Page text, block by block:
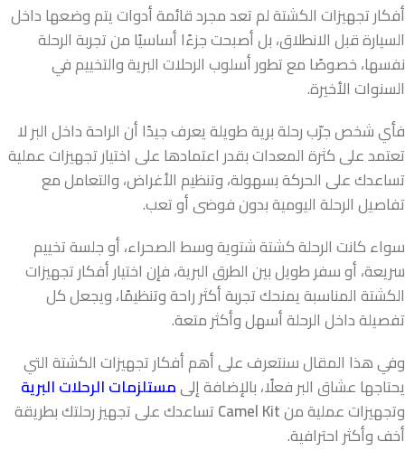
أفكار تجهيزات الكشتة لم تعد مجرد قائمة أدوات يتم وضعها داخل
السيارة قبل الانطلاق، بل أصبحت جزءًا أساسيًا من تجربة الرحلة
نفسها، خصوصًا مع تطور أسلوب الرحلات البرية والتخييم في
السنوات الأخيرة.
فأي شخص جرّب رحلة برية طويلة يعرف جيدًا أن الراحة داخل البر لا
تعتمد على كثرة المعدات بقدر اعتمادها على اختيار تجهيزات عملية
تساعدك على الحركة بسهولة، وتنظيم الأغراض، والتعامل مع
تفاصيل الرحلة اليومية بدون فوضى أو تعب.
سواء كانت الرحلة كشتة شتوية وسط الصحراء، أو جلسة تخييم
سريعة، أو سفر طويل بين الطرق البرية، فإن اختيار أفكار تجهيزات
الكشتة المناسبة يمنحك تجربة أكثر راحة وتنظيمًا، ويجعل كل
تفصيلة داخل الرحلة أسهل وأكثر متعة.
وفي هذا المقال سنتعرف على أهم أفكار تجهيزات الكشتة التي
يحتاجها عشاق البر فعلًا، بالإضافة إلىمستلزمات الرحلات البرية
وتجهيزات عملية منCamel Kitتساعدك على تجهيز رحلتك بطريقة
أخف وأكثر احترافية.